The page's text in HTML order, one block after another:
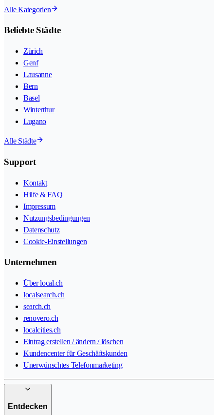
Alle Kategorien
Beliebte Städte
Zürich
Genf
Lausanne
Bern
Basel
Winterthur
Lugano
Alle Städte
Support
Kontakt
Hilfe & FAQ
Impressum
Nutzungsbedingungen
Datenschutz
Cookie-Einstellungen
Unternehmen
Über local.ch
localsearch.ch
search.ch
renovero.ch
localcities.ch
Eintrag erstellen / ändern / löschen
Kundencenter für Geschäftskunden
Unerwünschtes Telefonmarketing
Entdecken